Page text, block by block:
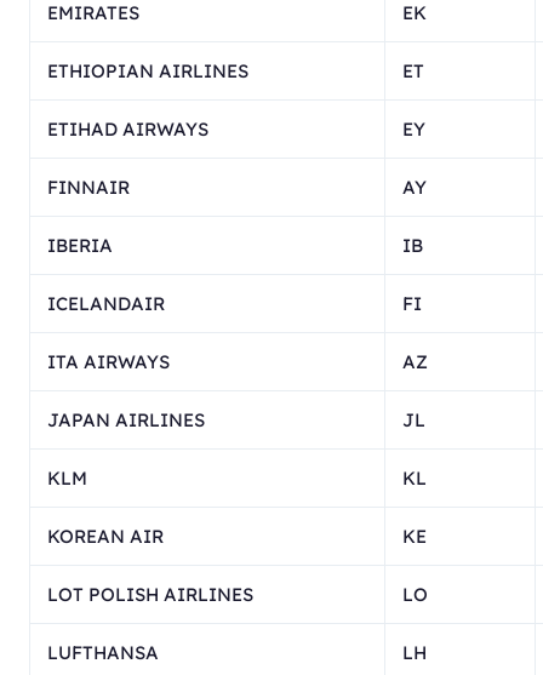
EMIRATES EK
ETHIOPIAN AIRLINES ET
ETIHAD AIRWAYS EY
FINNAIR AY
IBERIA IB
ICELANDAIR FI
ITA AIRWAYS AZ
JAPAN AIRLINES JL
KLM KL
KOREAN AIR KE
LOT POLISH AIRLINES LO
LUFTHANSA LH